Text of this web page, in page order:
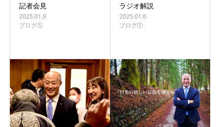
記者会見
2025.01.9
ブログ①
ラジオ解説
2025.01.6
ブログ①